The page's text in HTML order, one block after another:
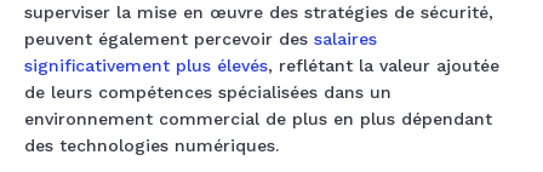
superviser la mise en œuvre des stratégies de sécurité,
peuvent également percevoir des salaires
significativement plus élevés, reflétant la valeur ajoutée
de leurs compétences spécialisées dans un
environnement commercial de plus en plus dépendant
des technologies numériques.